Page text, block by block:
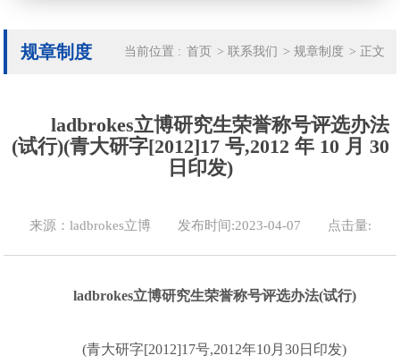
规章制度 当前位置 : 首页 > 联系我们 > 规章制度 > 正文
ladbrokes立博研究生荣誉称号评选办法
(试行)(青大研字[2012]17 号,2012 年 10 月 30
日印发)
来源：ladbrokes立博 发布时间:2023-04-07 点击量:
ladbrokes立博研究生荣誉称号评选办法(试行)
(青大研字[2012]17号,2012年10月30日印发)